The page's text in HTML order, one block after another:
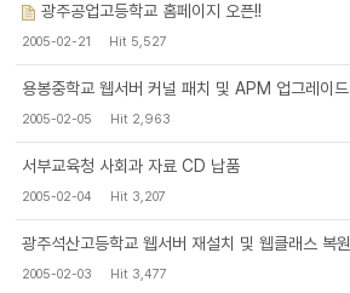
광주공업고등학교 홈페이지 오픈!!
2005-02-21 Hit 5,527
용봉중학교 웹서버 커널 패치 및 APM 업그레이드
2005-02-05 Hit 2,963
서부교육청 사회과 자료 CD 납품
2005-02-04 Hit 3,207
광주석산고등학교 웹서버 재설치 및 웹클래스 복원
2005-02-03 Hit 3,477